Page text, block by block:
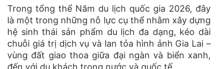
Trong tổng thể Năm du lịch quốc gia 2026, đây
là một trong những nỗ lực cụ thể nhằm xây dựng
hệ sinh thái sản phẩm du lịch đa dạng, kéo dài
chuỗi giá trị dịch vụ và lan tỏa hình ảnh Gia Lai –
vùng đất giao thoa giữa đại ngàn và biển xanh,
đến với du khách trong nước và quốc tế.